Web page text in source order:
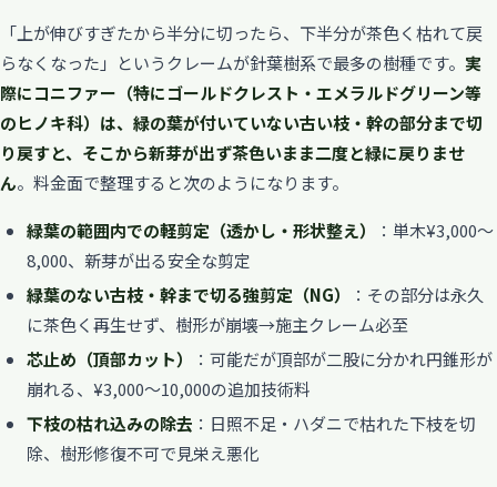
「上が伸びすぎたから半分に切ったら、下半分が茶色く枯れて戻
らなくなった」というクレームが針葉樹系で最多の樹種です。 実
際にコニファー（特にゴールドクレスト・エメラルドグリーン等
のヒノキ科）は、緑の葉が付いていない古い枝・幹の部分まで切
り戻すと、そこから新芽が出ず茶色いまま二度と緑に戻りませ
ん。料金面で整理すると次のようになります。
緑葉の範囲内での軽剪定（透かし・形状整え）
：単木¥3,000〜
8,000、新芽が出る安全な剪定
緑葉のない古枝・幹まで切る強剪定（NG）
：その部分は永久
に茶色く再生せず、樹形が崩壊→施主クレーム必至
芯止め（頂部カット）
：可能だが頂部が二股に分かれ円錐形が
崩れる、¥3,000〜10,000の追加技術料
下枝の枯れ込みの除去 ：日照不足・ハダニで枯れた下枝を切
除、樹形修復不可で見栄え悪化